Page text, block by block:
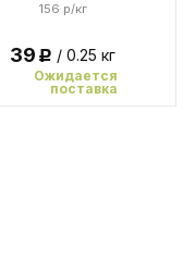
156 р/кг
39Р / 0.25 кг
Ожидается
поставка